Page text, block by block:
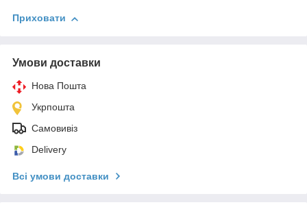
Приховати
Умови доставки
Нова Пошта
Укрпошта
Самовивіз
Delivery
Всі умови доставки